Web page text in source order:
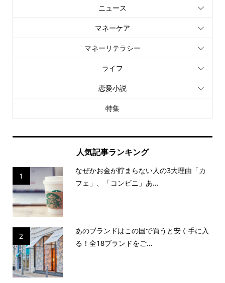
ニュース
マネーケア
マネーリテラシー
ライフ
恋愛小説
特集
人気記事ランキング
1
なぜかお金が貯まらない人の3大理由「カ
フェ」、「コンビニ」あ...
2
あのブランドはこの国で買うと安く手に入
る！全18ブランドをご...